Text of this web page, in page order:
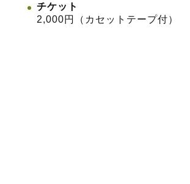
チケット
2,000円（カセットテープ付）